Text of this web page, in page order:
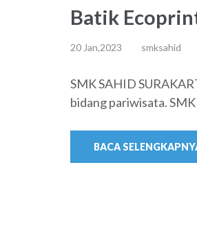
Batik
20 Jan,2023 smksahid
SMK SAHID
bidang pariwisata.
BACA